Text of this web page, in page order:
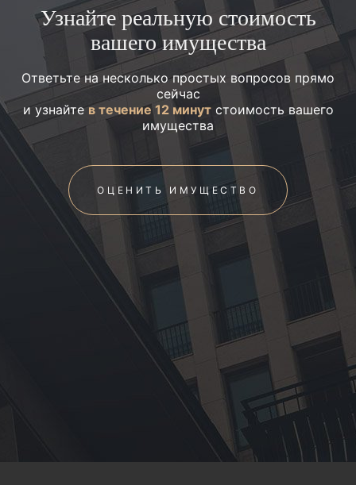
Узнайте реальную стоимость
вашего имущества
Ответьте на несколько простых вопросов прямо
сейчас
и узнайтев течение 12 минутстоимость вашего
имущества
ОЦЕНИТЬ ИМУЩЕСТВО